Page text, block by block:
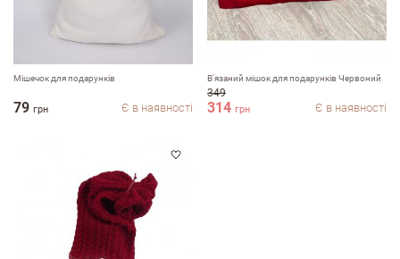
Мішечок для подарунків
79 грн Є в наявності
В'язаний мiшок для подарункiв Червоний
349
314 грн Є в наявності
Коментар